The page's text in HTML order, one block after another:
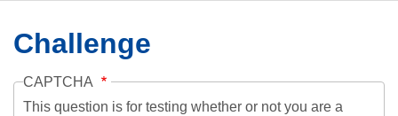
Challenge
CAPTCHA
This question is for testing whether or not you are a